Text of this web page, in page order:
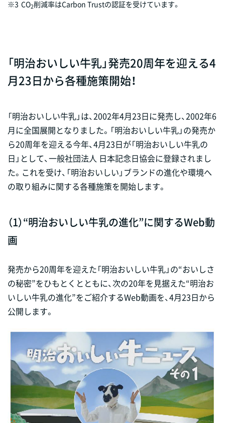
※3 CO2削減率はCarbon Trustの認証を受けています。
「明治おいしい牛乳」発売20周年を迎える4
月23日から各種施策開始！
「明治おいしい牛乳」は、2002年4月23日に発売し、2002年6
月に全国展開となりました。「明治おいしい牛乳」の発売か
ら20周年を迎える今年、4月23日が「明治おいしい牛乳の
日」として、一般社団法人 日本記念日協会に登録されまし
た。これを受け、「明治おいしい」ブランドの進化や環境へ
の取り組みに関する各種施策を開始します。
（1）“明治おいしい牛乳の進化”に関するWeb動
画
発売から20周年を迎えた「明治おいしい牛乳」の“おいしさ
の秘密”をひもとくとともに、次の20年を見据えた“明治お
いしい牛乳の進化”をご紹介するWeb動画を、4月23日から
公開します。